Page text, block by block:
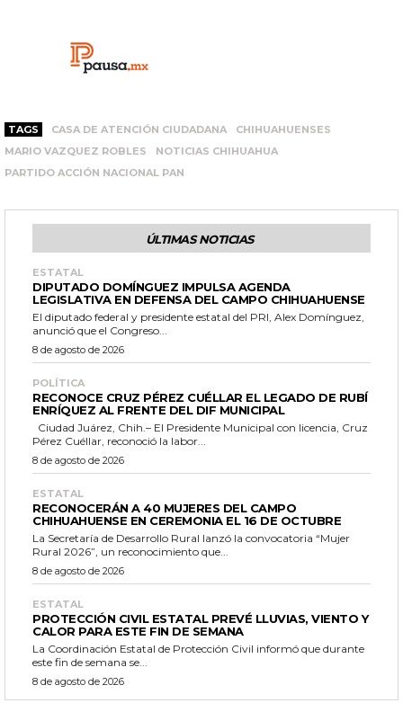
TAGS CASA DE ATENCIÓN CIUDADANA
CHIHUAHUENSES
MARIO VAZQUEZ ROBLES
NOTICIAS CHIHUAHUA
PARTIDO ACCIÓN NACIONAL PAN
ÚLTIMAS NOTICIAS
ESTATAL
DIPUTADO DOMÍNGUEZ IMPULSA AGENDA
LEGISLATIVA EN DEFENSA DEL CAMPO CHIHUAHUENSE
El diputado federal y presidente estatal del PRI, Alex Domínguez,
anunció que el Congreso...
8 de agosto de 2026
POLÍTICA
RECONOCE CRUZ PÉREZ CUÉLLAR EL LEGADO DE RUBÍ
ENRÍQUEZ AL FRENTE DEL DIF MUNICIPAL
Pérez Cuéllar, reconoció la labor...
8 de agosto de 2026
ESTATAL
RECONOCERÁN A 40 MUJERES DEL CAMPO
CHIHUAHUENSE EN CEREMONIA EL 16 DE OCTUBRE
La Secretaría de Desarrollo Rural lanzó la convocatoria “Mujer
Rural 2026”, un reconocimiento que...
8 de agosto de 2026
ESTATAL
PROTECCIÓN CIVIL ESTATAL PREVÉ LLUVIAS, VIENTO Y
CALOR PARA ESTE FIN DE SEMANA
La Coordinación Estatal de Protección Civil informó que durante
este fin de semana se...
8 de agosto de 2026